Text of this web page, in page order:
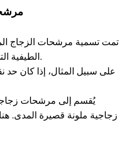
تمت تسمية مرشحات الزجاج
الطيفية التي يمثلها حد انتقال الطول الموجي.
يُقسم إلى مرشحات